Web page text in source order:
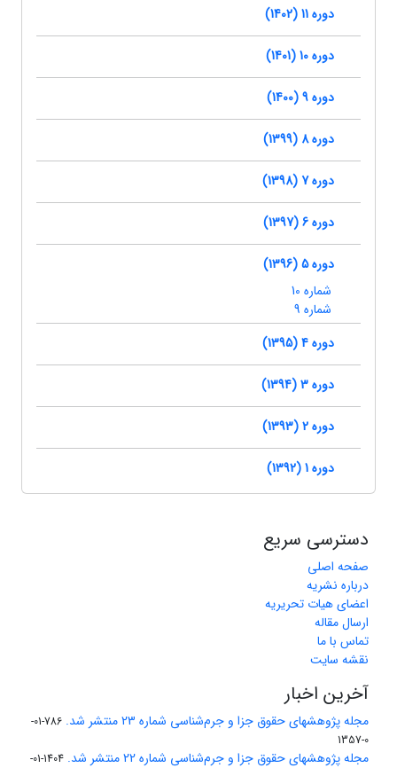
دوره 11 (1402)
دوره 10 (1401)
دوره 9 (1400)
دوره 8 (1399)
دوره 7 (1398)
دوره 6 (1397)
دوره 5 (1396)
شماره 10
شماره 9
دوره 4 (1395)
دوره 3 (1394)
دوره 2 (1393)
دوره 1 (1392)
دسترسی سریع
صفحه اصلی
درباره نشریه
اعضای هیات تحریریه
ارسال مقاله
تماس با ما
نقشه سایت
آخرین اخبار
مجله پژوهشهای حقوق جزا و جرم‌شناسی شماره 23 منتشر شد.
786-01-
0-1357
مجله پژوهشهای حقوق جزا و جرم‌شناسی شماره 22 منتشر شد. 1404-01-